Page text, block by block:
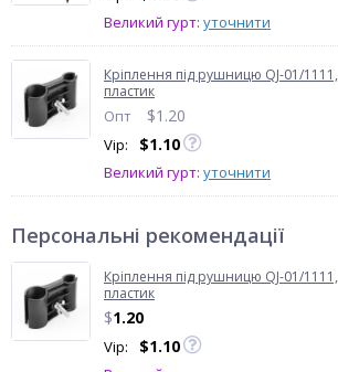
Великий гурт: уточнити
Кріплення під рушницю QJ-01/1111,
пластик
Опт $1.20
Vip: $1.10
Великий гурт: уточнити
Персональні рекомендації
Кріплення під рушницю QJ-01/1111,
пластик
$1.20
Vip: $1.10